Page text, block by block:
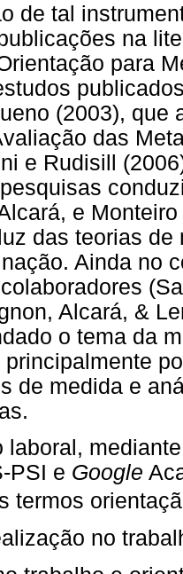
de tal
na
para
(2003), que
das
e Rudisill
e
das teorias
Ainda no
Alcará, &
o tema da
de medida e
laboral,
PSI e Google
termos
no